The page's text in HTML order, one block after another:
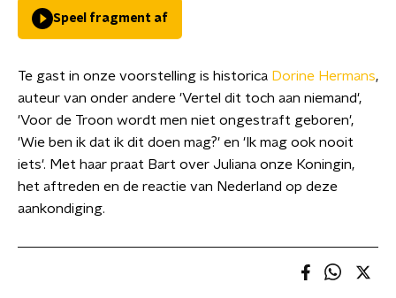
Speel fragment af
Te gast in onze voorstelling is historica Dorine Hermans,
auteur van onder andere 'Vertel dit toch aan niemand',
'Voor de Troon wordt men niet ongestraft geboren',
'Wie ben ik dat ik dit doen mag?' en 'Ik mag ook nooit
iets'. Met haar praat Bart over Juliana onze Koningin,
het aftreden en de reactie van Nederland op deze
aankondiging.